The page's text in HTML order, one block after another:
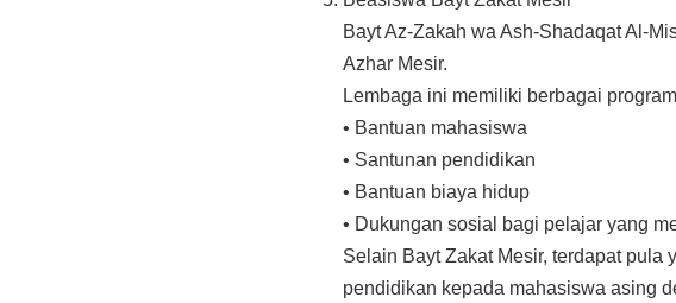
Bayt Az-Zakah wa Ash-Shadaqat Al-
Azhar Mesir.
Lembaga ini memiliki berbagai
• Bantuan mahasiswa
• Santunan pendidikan
• Bantuan biaya hidup
• Dukungan sosial bagi pelajar yang
Selain Bayt Zakat Mesir, terdapat pula
pendidikan kepada mahasiswa asing